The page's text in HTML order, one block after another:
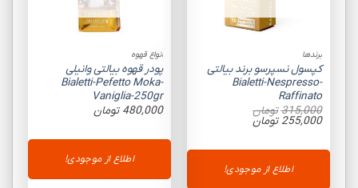
برندها
کپسول نسپرسو برند بیالتی
Bialetti-Nespresso-
Raffinato
315,000 تومان
قیمت
بود.
255,000 تومانقیمت
فعلی:
اطلاع از موجودی!
انواع قهوه
پودر قهوه بیالتی وانیلی
Bialetti-Pefetto Moka-
Vaniglia-250gr
480,000 تومان
اطلاع از موجودی!